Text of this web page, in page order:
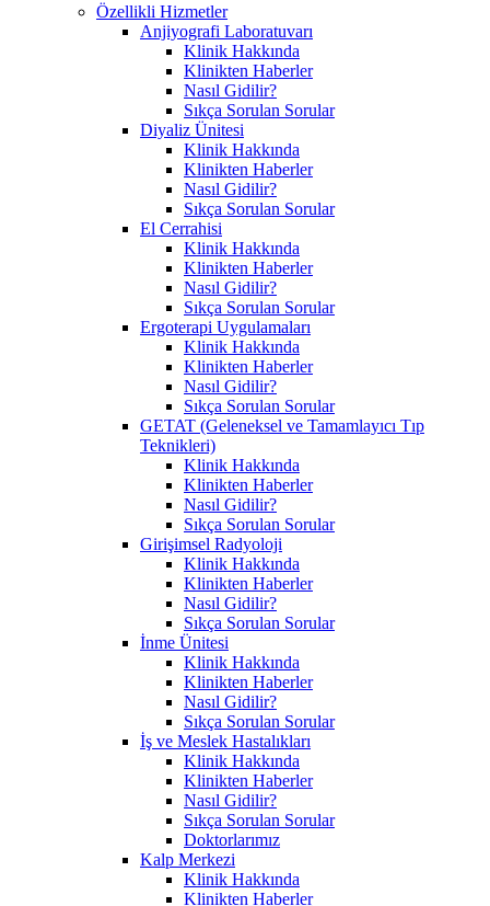
Özellikli Hizmetler
Anjiyografi Laboratuvarı
Klinik Hakkında
Klinikten Haberler
Nasıl Gidilir?
Sıkça Sorulan Sorular
Diyaliz Ünitesi
Klinik Hakkında
Klinikten Haberler
Nasıl Gidilir?
Sıkça Sorulan Sorular
El Cerrahisi
Klinik Hakkında
Klinikten Haberler
Nasıl Gidilir?
Sıkça Sorulan Sorular
Ergoterapi Uygulamaları
Klinik Hakkında
Klinikten Haberler
Nasıl Gidilir?
Sıkça Sorulan Sorular
GETAT (Geleneksel ve Tamamlayıcı Tıp
Teknikleri)
Klinik Hakkında
Klinikten Haberler
Nasıl Gidilir?
Sıkça Sorulan Sorular
Girişimsel Radyoloji
Klinik Hakkında
Klinikten Haberler
Nasıl Gidilir?
Sıkça Sorulan Sorular
İnme Ünitesi
Klinik Hakkında
Klinikten Haberler
Nasıl Gidilir?
Sıkça Sorulan Sorular
İş ve Meslek Hastalıkları
Klinik Hakkında
Klinikten Haberler
Nasıl Gidilir?
Sıkça Sorulan Sorular
Doktorlarımız
Kalp Merkezi
Klinik Hakkında
Klinikten Haberler